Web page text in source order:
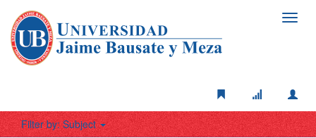
Filter by: Subject